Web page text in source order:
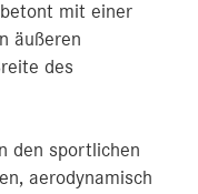
betont mit einer
äußeren
des
den sportlichen
aerodynamisch